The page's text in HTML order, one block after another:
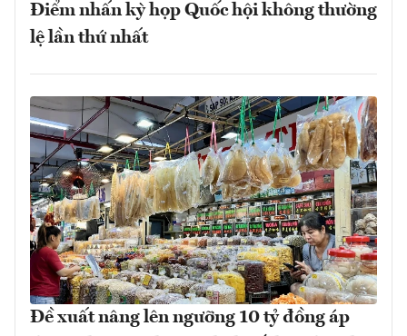
Điểm nhấn kỳ họp Quốc hội không thường
lệ lần thứ nhất
Đề xuất nâng lên ngưỡng 10 tỷ đồng áp